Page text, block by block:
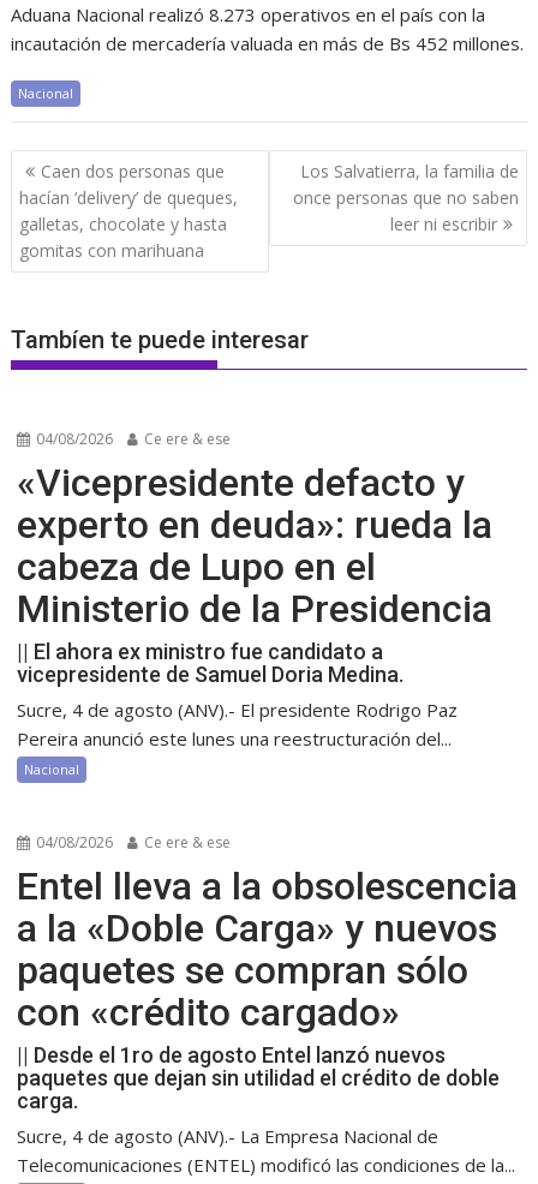
Aduana Nacional realizó 8.273 operativos en el país con la
incautación de mercadería valuada en más de Bs 452 millones.
Nacional
Navegación
de
entradas
Caen dos personas que
hacían ‘delivery’ de queques,
galletas, chocolate y hasta
gomitas con marihuana
Los Salvatierra, la familia de
once personas que no saben
leer ni escribir
Tambíen te puede interesar
04/08/2026 Ce ere & ese
«Vicepresidente defacto y
experto en deuda»: rueda la
cabeza de Lupo en el
Ministerio de la Presidencia
|| El ahora ex ministro fue candidato a
vicepresidente de Samuel Doria Medina.
Sucre, 4 de agosto (ANV).- El presidente Rodrigo Paz
Pereira anunció este lunes una reestructuración del...
Nacional
04/08/2026 Ce ere & ese
Entel lleva a la obsolescencia
a la «Doble Carga» y nuevos
paquetes se compran sólo
con «crédito cargado»
|| Desde el 1ro de agosto Entel lanzó nuevos
paquetes que dejan sin utilidad el crédito de doble
carga.
Sucre, 4 de agosto (ANV).- La Empresa Nacional de
Telecomunicaciones (ENTEL) modificó las condiciones de la...